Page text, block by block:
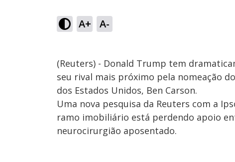
A+ A-
(Reuters) - Donald Trump tem
seu rival mais próximo pela nomeação
dos Estados Unidos, Ben Carson.
Uma nova pesquisa da Reuters com a
ramo imobiliário está perdendo apoio
neurocirurgião aposentado.